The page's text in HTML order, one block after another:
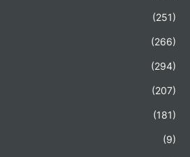
(251)
(266)
(294)
(207)
(181)
(9)